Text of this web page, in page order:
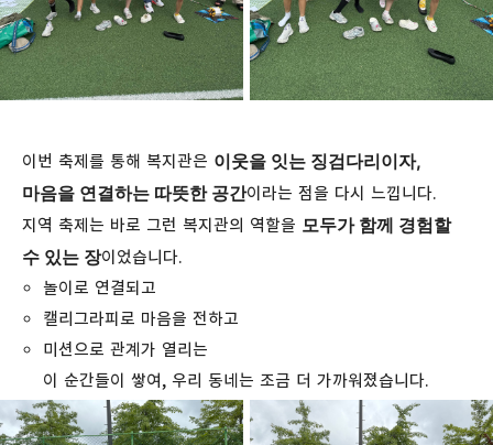
이번 축제를 통해 복지관은 이웃을 잇는 징검다리이자,
마음을 연결하는 따뜻한 공간이라는 점을 다시 느낍니다.
지역 축제는 바로 그런 복지관의 역할을 모두가 함께 경험할
수 있는 장이었습니다.
놀이로 연결되고
캘리그라피로 마음을 전하고
미션으로 관계가 열리는
이 순간들이 쌓여, 우리 동네는 조금 더 가까워졌습니다.